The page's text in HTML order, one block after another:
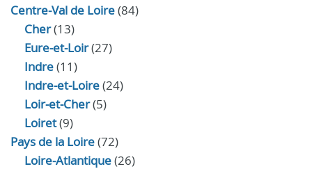
Centre-Val de Loire(84)
Cher(13)
Eure‑et‑Loir(27)
Indre(11)
Indre‑et‑Loire(24)
Loir‑et‑Cher(5)
Loiret(9)
Pays de la Loire(72)
Loire-Atlantique(26)